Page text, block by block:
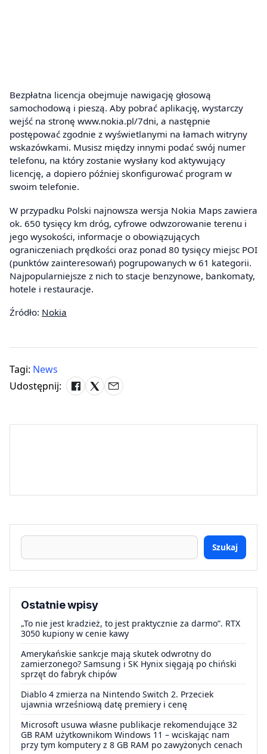
Bezpłatna licencja obejmuje nawigację głosową
samochodową i pieszą. Aby pobrać aplikację, wystarczy
wejść na stronę www.nokia.pl/7dni, a następnie
postępować zgodnie z wyświetlanymi na łamach witryny
wskazówkami. Musisz między innymi podać swój numer
telefonu, na który zostanie wysłany kod aktywujący
licencję, a dopiero później skonfigurować program w
swoim telefonie.
W przypadku Polski najnowsza wersja Nokia Maps zawiera
ok. 650 tysięcy km dróg, cyfrowe odwzorowanie terenu i
jego wysokości, informacje o obowiązujących
ograniczeniach prędkości oraz ponad 80 tysięcy miejsc POI
(punktów zainteresowań) pogrupowanych w 61 kategorii.
Najpopularniejsze z nich to stacje benzynowe, bankomaty,
hotele i restauracje.
Źródło: Nokia
Tagi: News
Udostępnij:
Szukaj
Ostatnie wpisy
„To nie jest kradzież, to jest praktycznie za darmo”. RTX
3050 kupiony w cenie kawy
Amerykańskie sankcje mają skutek odwrotny do
zamierzonego? Samsung i SK Hynix sięgają po chiński
sprzęt do fabryk chipów
Diablo 4 zmierza na Nintendo Switch 2. Przeciek
ujawnia wrześniową datę premiery i cenę
Microsoft usuwa własne publikacje rekomendujące 32
GB RAM użytkownikom Windows 11 – wciskając nam
przy tym komputery z 8 GB RAM po zawyżonych cenach